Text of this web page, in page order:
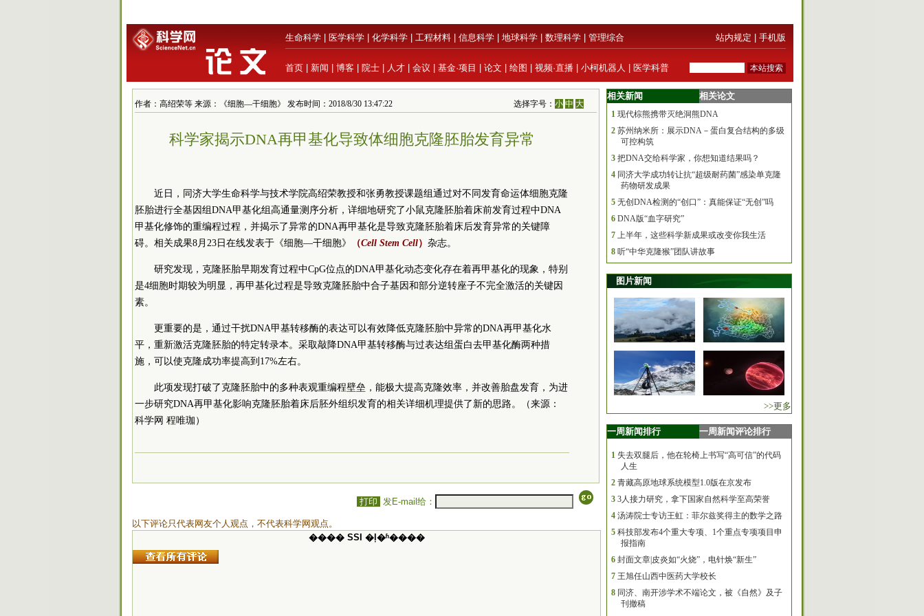
生命科学 医学科学 化学科学 工程材料 信息科学 地球科学 数理科学 管理综合 站内规定 手机版
首页 新闻 博客 院士 人才 会议 基金·项目 论文 绘图 视频·直播 小柯机器人 医学科普
作者：高绍荣等 来源：《细胞—干细胞》 发布时间：2018/8/30 13:47:22 选择字号：小 中 大
科学家揭示DNA再甲基化导致体细胞克隆胚胎发育异常
近日，同济大学生命科学与技术学院高绍荣教授和张勇教授课题组通过对不同发育命运体细胞克隆
胚胎进行全基因组DNA甲基化组高通量测序分析，详细地研究了小鼠克隆胚胎着床前发育过程中DNA
甲基化修饰的重编程过程，并揭示了异常的DNA再甲基化是导致克隆胚胎着床后发育异常的关键障
碍。相关成果8月23日在线发表于《细胞—干细胞》
（Cell Stem Cell） 杂志。
研究发现，克隆胚胎早期发育过程中CpG位点的DNA甲基化动态变化存在着再甲基化的现象，特别
是4细胞时期较为明显，再甲基化过程是导致克隆胚胎中合子基因和部分逆转座子不完全激活的关键因
素。
更重要的是，通过干扰DNA甲基转移酶的表达可以有效降低克隆胚胎中异常的DNA再甲基化水
平，重新激活克隆胚胎的特定转录本。采取敲降DNA甲基转移酶与过表达组蛋白去甲基化酶两种措
施，可以使克隆成功率提高到17%左右。
此项发现打破了克隆胚胎中的多种表观重编程壁垒，能极大提高克隆效率，并改善胎盘发育，为进
一步研究DNA再甲基化影响克隆胚胎着床后胚外组织发育的相关详细机理提供了新的思路。（来源：
科学网 程唯珈 ）
打印 发E-mail给：
以下评论只代表网友个人观点，不代表科学网观点。
���� SSI �ļ�ʱ����
相关新闻 相关论文
1 现代棕熊携带灭绝洞熊DNA
2 苏州纳米所：展示DNA－蛋白复合结构的多级
可控构筑
3 把DNA交给科学家，你想知道结果吗？
4 同济大学成功转让抗“超级耐药菌”感染单克隆
药物研发成果
5 无创DNA检测的“创口”：真能保证“无创”吗
6 DNA版“血字研究”
7 上半年，这些科学新成果或改变你我生活
8 听“中华克隆猴”团队讲故事
图片新闻
>>更多
一周新闻排行 一周新闻评论排行
1 失去双腿后，他在轮椅上书写“高可信”的代码
人生
2 青藏高原地球系统模型1.0版在京发布
3 3人接力研究，拿下国家自然科学至高荣誉
4 汤涛院士专访王虹：菲尔兹奖得主的数学之路
5 科技部发布4个重大专项、1个重点专项项目申
报指南
6 封面文章|皮炎如“火烧”，电针焕“新生”
7 王旭任山西中医药大学校长
8 同济、南开涉学术不端论文，被《自然》及子
刊撤稿